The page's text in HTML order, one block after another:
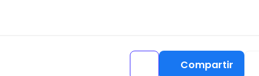
Compartir